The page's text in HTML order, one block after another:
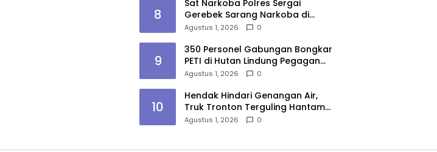
8
Sat Narkoba Polres Sergai
Gerebek Sarang Narkoba di
Sungai Buaya, Satu Terduga
Agustus 1, 2026 0
9
350 Personel Gabungan Bongkar
PETI di Hutan Lindung Pegagan
Hilir, 47 Camp dan Puluhan
Agustus 1, 2026 0
10
Hendak Hindari Genangan Air,
Truk Tronton Terguling Hantam
Pembatas Jalan di Jalinsum
Agustus 1, 2026 0